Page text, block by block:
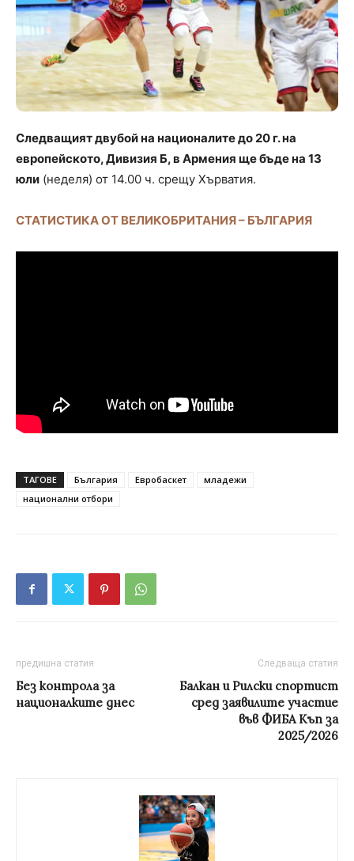
Следващият двубой на националите до 20 г. на
европейското, Дивизия Б, в Армения ще бъде на 13
юли (неделя) от 14.00 ч. срещу Хърватия.
СТАТИСТИКА ОТ ВЕЛИКОБРИТАНИЯ – БЪЛГАРИЯ
ТАГОВЕ България Евробаскет
младежи
национални отбори
предишна статия
Без контрола за
националките днес
Следваща статия
Балкан и Рилски спортист
сред заявилите участие
във ФИБА Къп за
2025/2026